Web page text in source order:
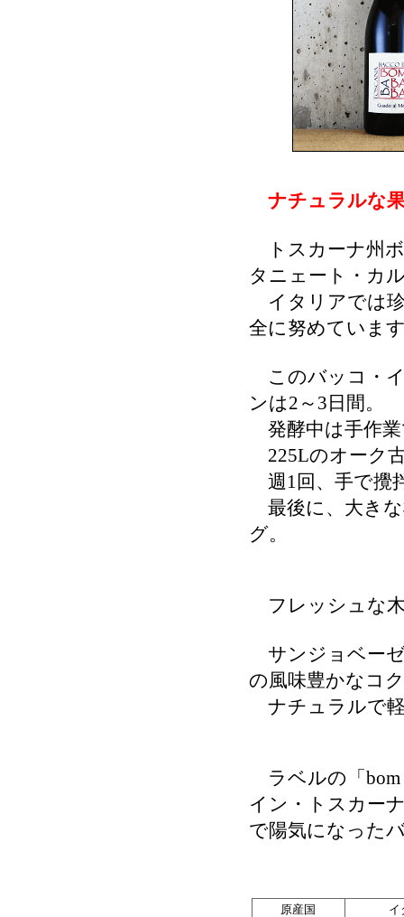
ナチュラルな
トスカーナ州
タニェート・カ
イタリアでは
全に努めていま
このバッコ・
ンは2～3日間。
発酵中は手作
225Lのオーク
週1回、手で攪
最後に、大き
グ。
フレッシュな
サンジョベー
の風味豊かなコ
ナチュラルで
ラベルの「bom
イン・トスカー
で陽気になった
原産国 イ